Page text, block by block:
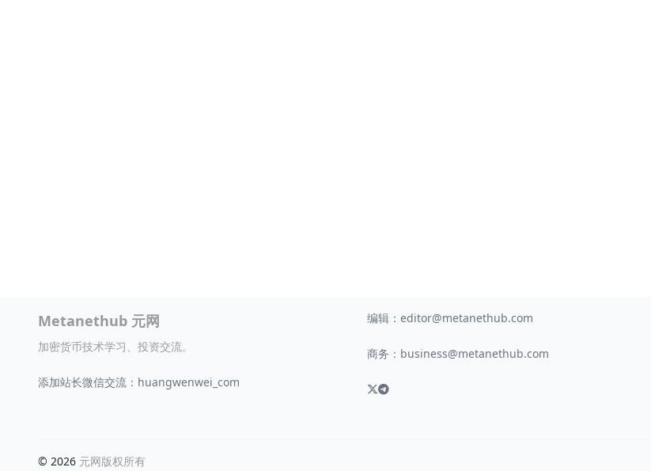
Metanethub 元网
加密货币技术学习、投资交流。
添加站长微信交流：huangwenwei_com
编辑： editor@metanethub.com
商务： business@metanethub.com
© 2026 元网版权所有